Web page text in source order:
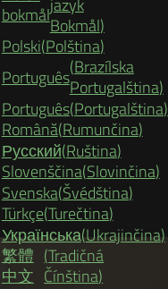
bokmålBokmål)
Polski(Polština)
Português(Brazílska
Portugalština)
Português(Portugalština)
Română(Rumunčina)
Русский(Ruština)
Slovenščina(Slovinčina)
Svenska(Švédština)
Türkçe(Turečtina)
Українська(Ukrajinčina)
繁體
中文
(Tradičná
Čínština)